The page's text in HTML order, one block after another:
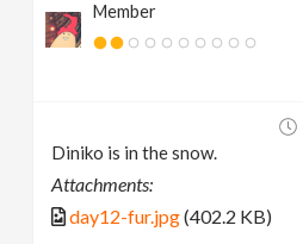
Member
Diniko is in the snow.
Attachments:
day12-fur.jpg(402.2 KB)